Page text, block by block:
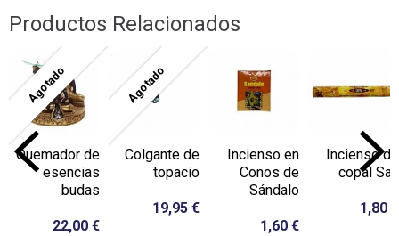
Productos Relacionados
Agotado
Quemador de
esencias
budas
22,00 €
Agotado
Colgante de
topacio
19,95 €
Incienso en
Conos de
Sándalo
1,60 €
Incienso de
copal Sac
1,80 €